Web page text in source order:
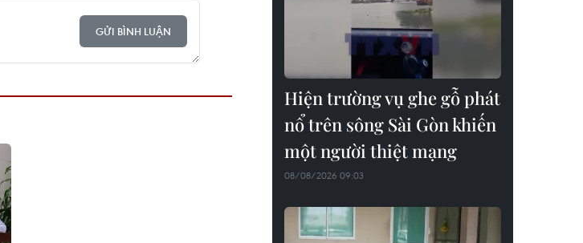
GỬI BÌNH LUẬN
Hiện trường vụ ghe gỗ phát
nổ trên sông Sài Gòn khiến
một người thiệt mạng
08/08/2026 09:03